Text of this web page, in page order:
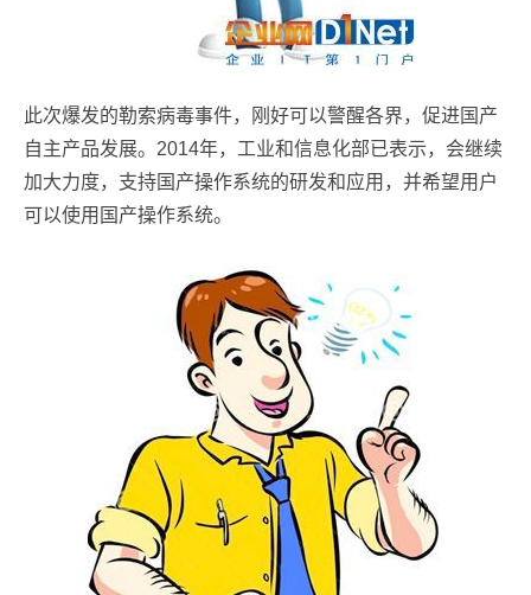
此次爆发的勒索病毒事件，刚好可以警醒各界，促进国产
自主产品发展。2014年，工业和信息化部已表示，会继续
加大力度，支持国产操作系统的研发和应用，并希望用户
可以使用国产操作系统。